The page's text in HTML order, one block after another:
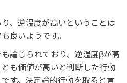
、逆温度が高いということは
良いようです。
論じられており、逆温度βが高
も価値が高いと判断した行動
す。決定論的行動を取ると言